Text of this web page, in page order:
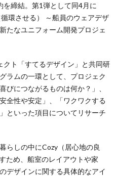
締結。第1弾として同4月に
環させる） ～船員のウェアデザ
たなユニフォーム開発プロジェ
ト「すてるデザイン」と共同研
ラムの一環として、プロジェク
びにつながるものは何か？」、
全性や安定」、「ワクワクする
といった項目についてリサーチ
らしの中にCozy（居心地の良
ため、船室のレイアウトや家
デザインに関する具体的なアイ